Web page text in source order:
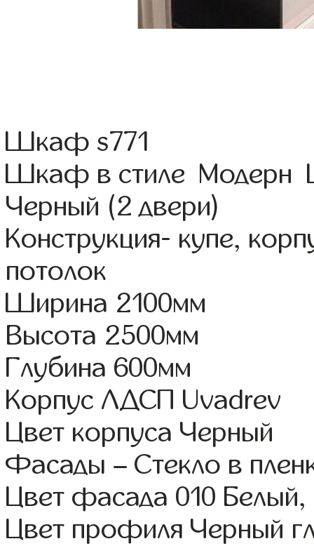
Шкаф s771
Шкаф в стиле Модерн
Черный (2 двери)
Конструкция- купе,
потолок
Ширина 2100мм
Высота 2500мм
Глубина 600мм
Корпус ЛДСП Uvadrev
Цвет корпуса Черный
Фасады – Стекло в
Цвет фасада 010 Белый,
Цвет профиля Черный